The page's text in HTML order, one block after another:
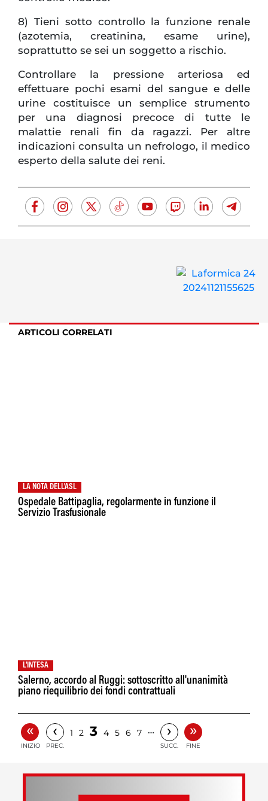
8) Tieni sotto controllo la funzione renale
(azotemia, creatinina, esame urine),
soprattutto se sei un soggetto a rischio.
Controllare la pressione arteriosa ed
effettuare pochi esami del sangue e delle
urine costituisce un semplice strumento
per una diagnosi precoce di tutte le
malattie renali fin da ragazzi. Per altre
indicazioni consulta un nefrologo, il medico
esperto della salute dei reni.
ARTICOLI CORRELATI
LA NOTA DELL'ASL
Ospedale Battipaglia, regolarmente in funzione il
Servizio Trasfusionale
L'INTESA
Salerno, accordo al Ruggi: sottoscritto all'unanimità
piano riequilibrio dei fondi contrattuali
«
INIZIO
‹
PREC.
1 2 3 4 5 6 7 … ›
SUCC.
»
FINE